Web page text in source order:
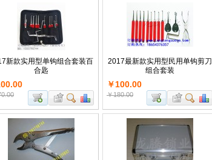
新款实用型单钩组合套装百
合匙
2017最新款实用型民用单钩剪刀
组合套装
￥100.00
￥180.00